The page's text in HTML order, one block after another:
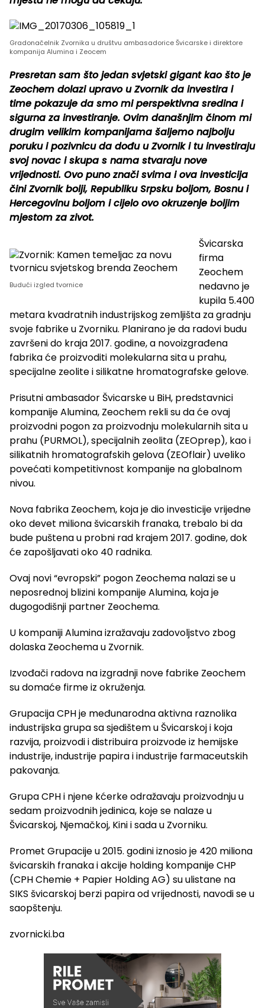
Gradonačelnik Zvornika u društvu ambasadorice Švicarske i direktore
kompanija Alumina i Zeocem
Presretan sam što jedan svjetski gigant kao što je
Zeochem dolazi upravo u Zvornik da investira i
time pokazuje da smo mi perspektivna sredina i
sigurna za investiranje. Ovim današnjim činom mi
drugim velikim kompanijama šaljemo najbolju
poruku i pozivnicu da dođu u Zvornik i tu investiraju
svoj novac i skupa s nama stvaraju nove
vrijednosti. Ovo puno znači svima i ova investicija
čini Zvornik bolji, Republiku Srpsku boljom, Bosnu i
Hercegovinu boljom i cijelo ovo okruzenje boljim
mjestom za zivot.
Budući izgled tvornice
Švicarska
firma
Zeochem
nedavno je
kupila 5.400
metara kvadratnih industrijskog zemljišta za gradnju
svoje fabrike u Zvorniku. Planirano je da radovi budu
završeni do kraja 2017. godine, a novoizgrađena
fabrika će proizvoditi molekularna sita u prahu,
specijalne zeolite i silikatne hromatografske gelove.
Prisutni ambasador Švicarske u BiH, predstavnici
kompanije Alumina, Zeochem rekli su da će ovaj
proizvodni pogon za proizvodnju molekularnih sita u
prahu (PURMOL), specijalnih zeolita (ZEOprep), kao i
silikatnih hromatografskih gelova (ZEOflair) uveliko
povećati kompetitivnost kompanije na globalnom
nivou.
Nova fabrika Zeochem, koja je dio investicije vrijedne
oko devet miliona švicarskih franaka, trebalo bi da
bude puštena u probni rad krajem 2017. godine, dok
će zapošljavati oko 40 radnika.
Ovaj novi “evropski” pogon Zeochema nalazi se u
neposrednoj blizini kompanije Alumina, koja je
dugogodišnji partner Zeochema.
U kompaniji Alumina izražavaju zadovoljstvo zbog
dolaska Zeochema u Zvornik.
Izvođači radova na izgradnji nove fabrike Zeochem
su domaće firme iz okruženja.
Grupacija CPH je međunarodna aktivna raznolika
industrijska grupa sa sjedištem u Švicarskoj i koja
razvija, proizvodi i distribuira proizvode iz hemijske
industrije, industrije papira i industrije farmaceutskih
pakovanja.
Grupa CPH i njene kćerke odražavaju proizvodnju u
sedam proizvodnih jedinica, koje se nalaze u
Švicarskoj, Njemačkoj, Kini i sada u Zvorniku.
Promet Grupacije u 2015. godini iznosio je 420 miliona
švicarskih franaka i akcije holding kompanije CHP
(CPH Chemie + Papier Holding AG) su ulistane na
SIKS švicarskoj berzi papira od vrijednosti, navodi se u
saopštenju.
zvornicki.ba